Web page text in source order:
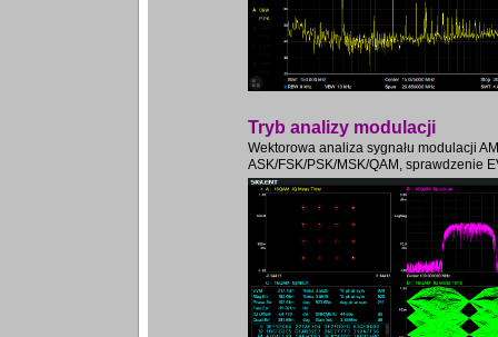
Tryb analizy modulacji
Wektorowa analiza sygnału modulacji
ASK/FSK/PSK/MSK/QAM, sprawdzenie